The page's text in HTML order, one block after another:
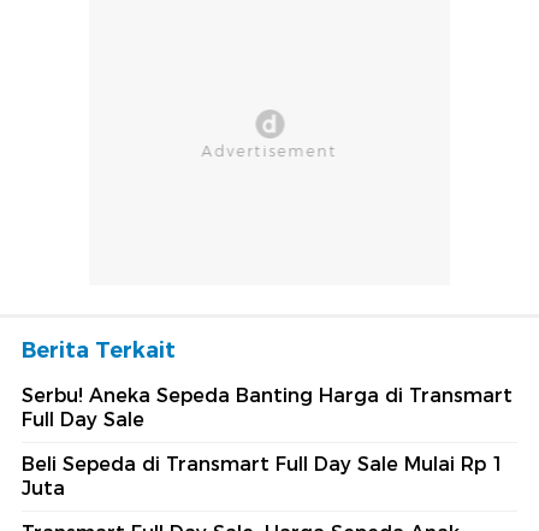
Berita Terkait
Serbu! Aneka Sepeda Banting Harga di Transmart
Full Day Sale
Beli Sepeda di Transmart Full Day Sale Mulai Rp 1
Juta